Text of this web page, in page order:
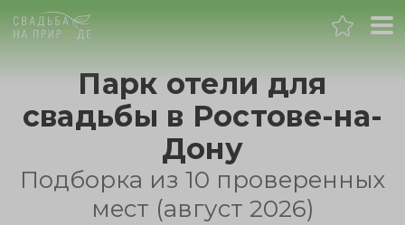
Ростов-на-Дону
Банкет
День рождения
Парк отели для
свадьбы в Ростове-на-
Дону
Подборка из 10 проверенных
мест (август 2026)